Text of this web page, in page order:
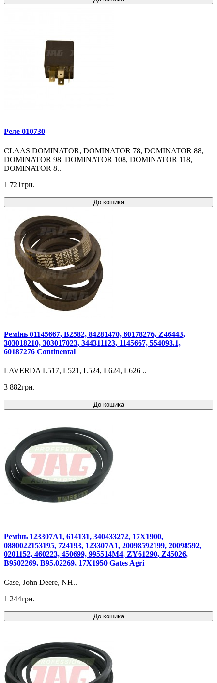
Реле 010730
CLAAS DOMINATOR, DOMINATOR 78, DOMINATOR 88,
DOMINATOR 98, DOMINATOR 108, DOMINATOR 118,
DOMINATOR 8..
1 721грн.
До кошика
Ремінь 01145667, B2582, 84281470, 60178276, Z46443,
303018210, 303017023, 344311123, 1145667, 554098.1,
60187276 Continental
LAVERDA L517, L521, L524, L624, L626 ..
3 882грн.
До кошика
Ремінь 123307A1, 614131, 340433272, 17X1900,
0880022153195, 724193, 123307A1, 20098592199, 20098592,
0201152, 460223, 450699, 995514M4, ZY61290, Z45026,
B9502269, B95.02269, 17X1950 Gates Agri
Case, John Deere, NH..
1 244грн.
До кошика